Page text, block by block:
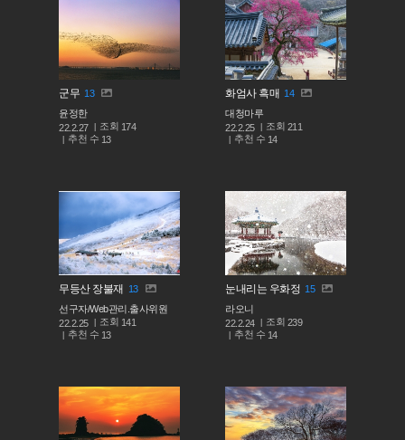
군무 13
윤정한
22.2.27
조회 174
추천 수 13
화엄사 흑매 14
대청마루
22.2.25
조회 211
추천 수 14
무등산 장불재 13
선구자/Web관리.출사위원
22.2.25
조회 141
추천 수 13
눈내리는 우화정 15
라오니
22.2.24
조회 239
추천 수 14